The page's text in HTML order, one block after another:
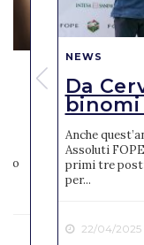
NEWS
Da
binomi
Anche
Assoluti
primi tre
per...
22/04/2025